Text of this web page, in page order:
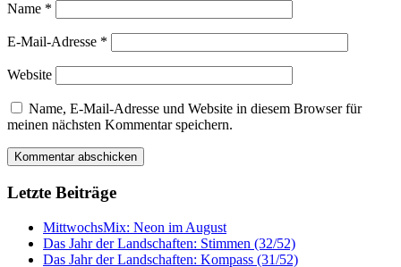
Name *
E-Mail-Adresse *
Website
Name, E-Mail-Adresse und Website in diesem Browser für
meinen nächsten Kommentar speichern.
Letzte Beiträge
MittwochsMix: Neon im August
Das Jahr der Landschaften: Stimmen (32/52)
Das Jahr der Landschaften: Kompass (31/52)